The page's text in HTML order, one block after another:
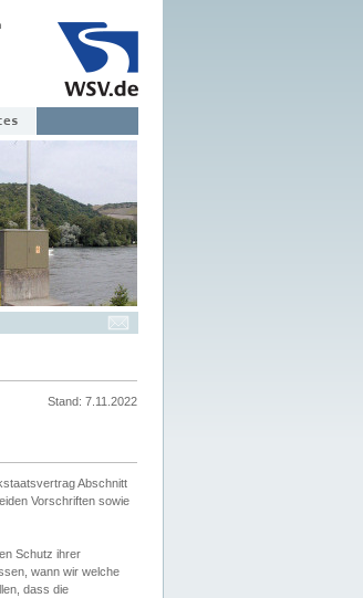
Stand: 7.11.2022
Abschnitt
Vorschriften sowie
Schutz ihrer
wann wir welche
dass die